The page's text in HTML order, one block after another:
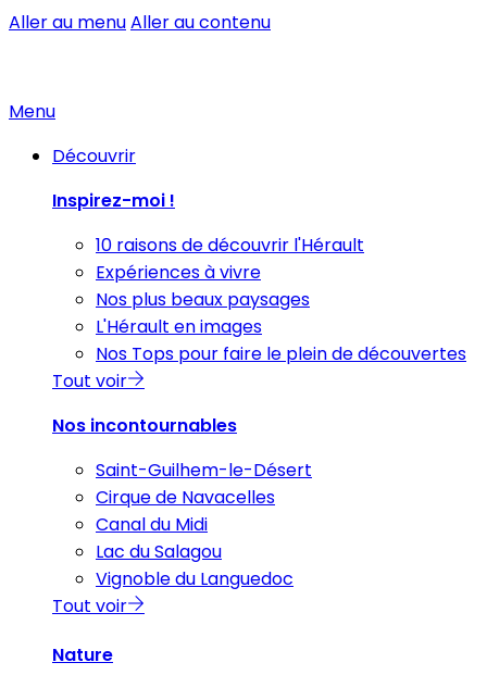
Aller au menuAller au contenu
Menu
Découvrir
Inspirez-moi !
10 raisons de découvrir l'Hérault
Expériences à vivre
Nos plus beaux paysages
L'Hérault en images
Nos Tops pour faire le plein de découvertes
Tout voir
Nos incontournables
Saint-Guilhem-le-Désert
Cirque de Navacelles
Canal du Midi
Lac du Salagou
Vignoble du Languedoc
Tout voir
Nature